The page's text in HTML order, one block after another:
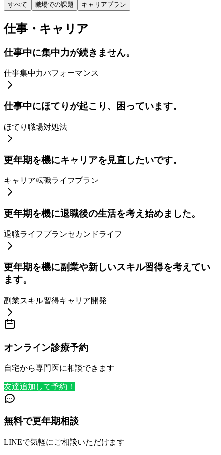
すべて 職場での課題 キャリアプラン
仕事・キャリア
仕事中に集中力が続きません。
仕事集中力パフォーマンス
仕事中にほてりが起こり、困っています。
ほてり 職場対処法
更年期を機にキャリアを見直したいです。
キャリア転職ライフプラン
更年期を機に退職後の生活を考え始めました。
退職ライフプランセカンドライフ
更年期を機に副業や新しいスキル習得を考えてい
ます。
副業スキル習得キャリア開発
オンライン診療予約
自宅から専門医に相談できます
友達追加して予約！
無料で更年期相談
LINEで気軽にご相談いただけます